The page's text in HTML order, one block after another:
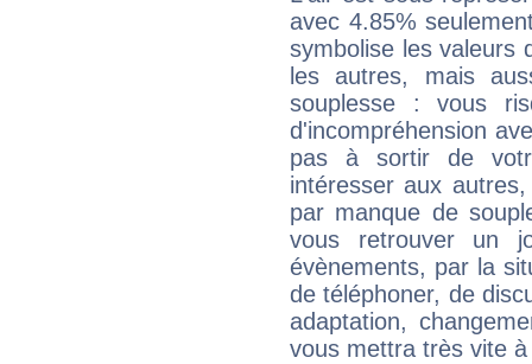
avec 4.85%
symbolise les valeurs
les autres, mais
souplesse : vous
d'incompréhension
pas à sortir de
intéresser aux
par manque de
vous retrouver un
évènements, par la
de téléphoner, de
adaptation,
vous mettra très vite